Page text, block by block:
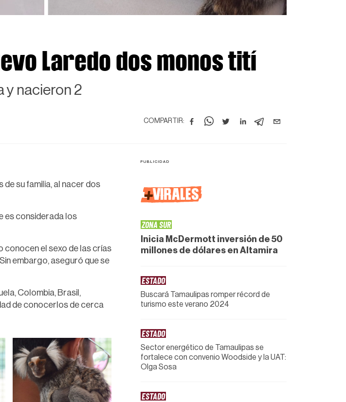
Laredo dos monos tití
y nacieron 2
COMPARTIR:
de su familia, al nacer dos
es considerada los
conocen el sexo de las crías
embargo, aseguró que se
Colombia, Brasil,
de conocerlos de cerca
+VIRALES
ZONA SUR
Inicia McDermott inversión de 50
millones de dólares en Altamira
ESTADO
Buscará Tamaulipas romper récord de
turismo este verano 2024
ESTADO
Sector energético de Tamaulipas se
fortalece con convenio Woodside y la UAT:
Olga Sosa
ESTADO